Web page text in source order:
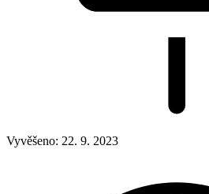
Vyvěšeno: 22. 9. 2023